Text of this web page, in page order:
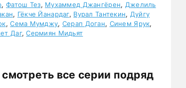
, Фатош Тез, Мухаммед Джангёрен, Джелиль
, Гёкче Йанардаг, Вурал Тантекин, Дуйгу
,Сема Мумджу, Серап Доган, Синем Ярук,
Даг,Сермиян Мидьят
все серии подряд